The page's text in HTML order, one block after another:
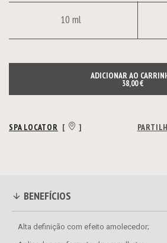
ADICIONAR AO
38,00 €
10 ml
SPA LOCATOR [ ]
BENEFÍCIOS
Alta definição com efeito amolecedor;